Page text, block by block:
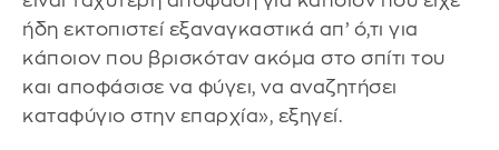
ήδη εκτοπιστεί εξαναγκαστικά απ’ ό,τι για
κάποιον που βρισκόταν ακόμα στο σπίτι του
και αποφάσισε να φύγει, να αναζητήσει
καταφύγιο στην επαρχία», εξηγεί.